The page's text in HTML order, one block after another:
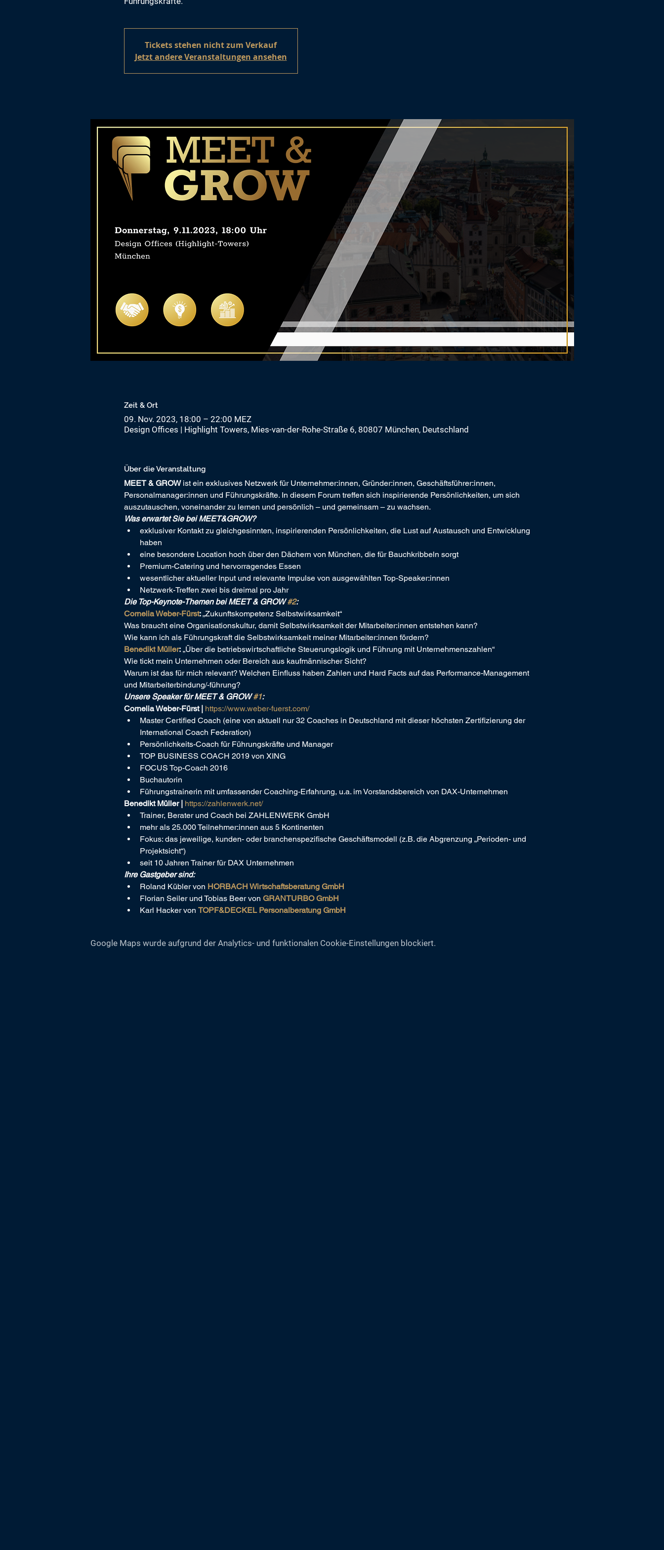
Tickets stehen nicht zum Verkauf
Jetzt andere Veranstaltungen ansehen
Zeit & Ort
09. Nov. 2023, 18:00 – 22:00 MEZ
Design Offices | Highlight Towers, Mies-van-der-Rohe-Straße 6, 80807 München, Deutschland
Über die Veranstaltung
MEET & GROW ist ein exklusives Netzwerk für Unternehmer:innen, Gründer:innen, Geschäftsführer:innen,
Personalmanager:innen und Führungskräfte. In diesem Forum treffen sich inspirierende Persönlichkeiten, um sich
auszutauschen, voneinander zu lernen und persönlich – und gemeinsam – zu wachsen.
Was erwartet Sie bei MEET&GROW?
exklusiver Kontakt zu gleichgesinnten, inspirierenden Persönlichkeiten, die Lust auf Austausch und Entwicklung
haben
eine besondere Location hoch über den Dächern von München, die für Bauchkribbeln sorgt
Premium-Catering und hervorragendes Essen
wesentlicher aktueller Input und relevante Impulse von ausgewählten Top-Speaker:innen
Netzwerk-Treffen zwei bis dreimal pro Jahr
Die Top-Keynote-Themen bei MEET & GROW #2:
Cornelia Weber-Fürst: „Zukunftskompetenz Selbstwirksamkeit“
Was braucht eine Organisationskultur, damit Selbstwirksamkeit der Mitarbeiter:innen entstehen kann?
Wie kann ich als Führungskraft die Selbstwirksamkeit meiner Mitarbeiter:innen fördern?
Benedikt Müller: „Über die betriebswirtschaftliche Steuerungslogik und Führung mit Unternehmenszahlen“
Wie tickt mein Unternehmen oder Bereich aus kaufmännischer Sicht?
Warum ist das für mich relevant? Welchen Einfluss haben Zahlen und Hard Facts auf das Performance-Management
und Mitarbeiterbindung/-führung?
Unsere Speaker für MEET & GROW #1:
Cornelia Weber-Fürst | https://www.weber-fuerst.com/
Master Certified Coach (eine von aktuell nur 32 Coaches in Deutschland mit dieser höchsten Zertifizierung der
International Coach Federation)
Persönlichkeits-Coach für Führungskräfte und Manager
TOP BUSINESS COACH 2019 von XING
FOCUS Top-Coach 2016
Buchautorin
Führungstrainerin mit umfassender Coaching-Erfahrung, u.a. im Vorstandsbereich von DAX-Unternehmen
Benedikt Müller | https://zahlenwerk.net/
Trainer, Berater und Coach bei ZAHLENWERK GmbH
mehr als 25.000 Teilnehmer:innen aus 5 Kontinenten
Fokus: das jeweilige, kunden- oder branchenspezifische Geschäftsmodell (z.B. die Abgrenzung „Perioden- und
Projektsicht“)
seit 10 Jahren Trainer für DAX Unternehmen
Ihre Gastgeber sind:
Roland Kübler von HORBACH Wirtschaftsberatung GmbH
Florian Seiler und Tobias Beer von GRANTURBO GmbH
Karl Hacker von TOPF&DECKEL Personalberatung GmbH
Google Maps wurde aufgrund der Analytics- und funktionalen Cookie-Einstellungen blockiert.